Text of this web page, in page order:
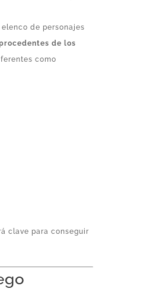
de personajes
de los
como
clave para conseguir